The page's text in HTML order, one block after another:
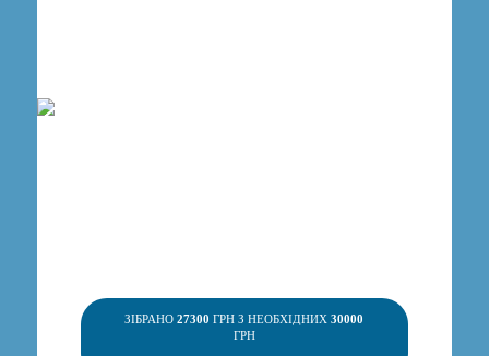
ЗІБРАНО27300 ГРН З НЕОБХІДНИХ30000
ГРН